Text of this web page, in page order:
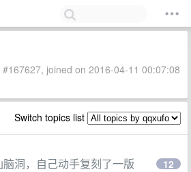
joined on 2016-04-11 00:07:08
Switch topics list
洞，自己动手复刻了一版 12